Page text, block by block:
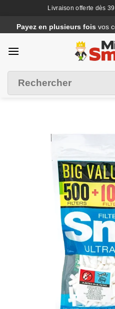
Livraison offerte dès
au
contenu
Payez en plusieurs fois vos
pour :